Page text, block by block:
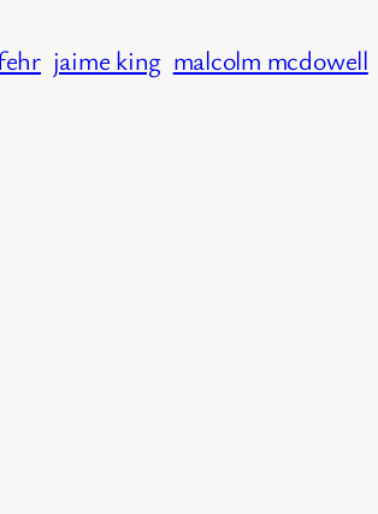
jaime king malcolm mcdowell